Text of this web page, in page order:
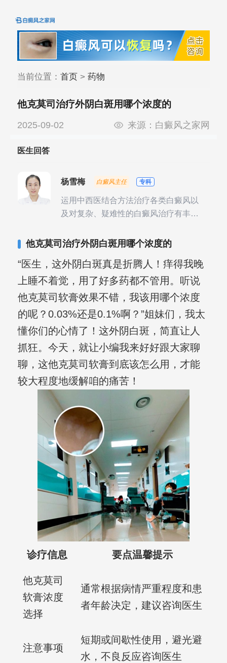
当前位置： 首页> 药物
他克莫司治疗外阴白斑用哪个浓度的
2025-09-02 来源： 白癜风之家网
医生回答
杨雪梅 白癜风主任 专科
运用中西医结合方法治疗各类白癜风以
及对复杂、疑难性的白癜风治疗有丰富
合巩固用药的调理，并对白癜风患者的
导，全方位帮助患者康复。
他克莫司治疗外阴白斑用哪个浓度的
“医生，这外阴白斑真是折腾人！痒得我晚
上睡不着觉，用了好多药都不管用。听说
他克莫司软膏效果不错，我该用哪个浓度
的呢？0.03%还是0.1%啊？”姐妹们，我太
懂你们的心情了！这外阴白斑，简直让人
抓狂。今天，就让小编我来好好跟大家聊
聊，这他克莫司软膏到底该怎么用，才能
较大程度地缓解咱的痛苦！
诊疗信息 要点温馨提示
他克莫司
软膏浓度
选择
通常根据病情严重程度和患
者年龄决定，建议咨询医生
注意事项
短期或间歇性使用，避光避
水，不良反应咨询医生